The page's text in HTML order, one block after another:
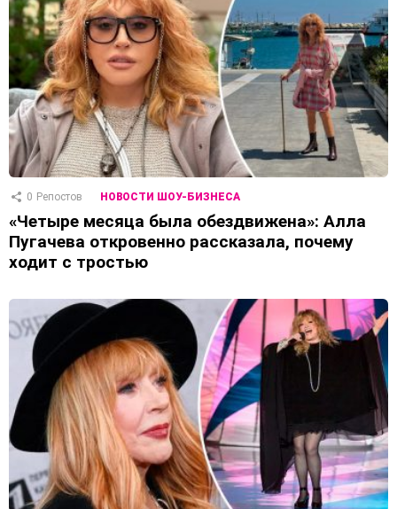
0 Репостов НОВОСТИ ШОУ-БИЗНЕСА
«Четыре месяца была обездвижена»: Алла
Пугачева откровенно рассказала, почему
ходит с тростью